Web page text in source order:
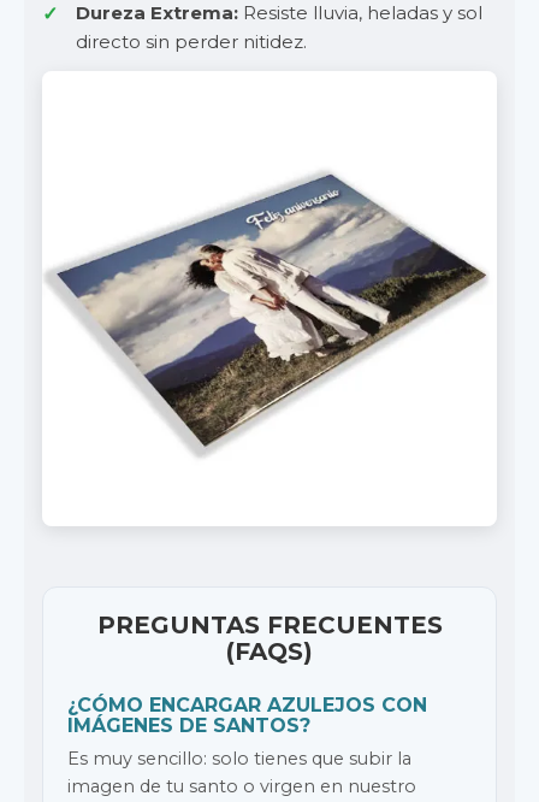
Dureza Extrema: Resiste lluvia, heladas y sol
directo sin perder nitidez.
PREGUNTAS FRECUENTES
(FAQS)
¿CÓMO ENCARGAR AZULEJOS CON
IMÁGENES DE SANTOS?
Es muy sencillo: solo tienes que subir la
imagen de tu santo o virgen en nuestro